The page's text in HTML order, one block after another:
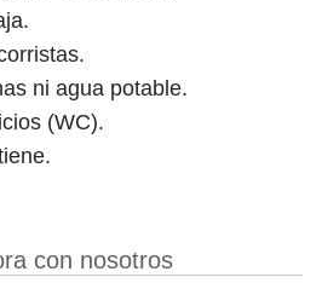
ni agua potable.
(WC).
con nosotros